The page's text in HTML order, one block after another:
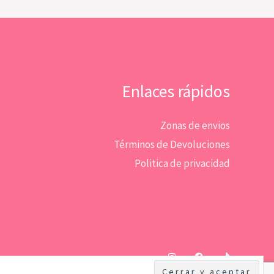
Enlaces rápidos
Zonas de envios
Términos de Devoluciones
Politica de privacidad